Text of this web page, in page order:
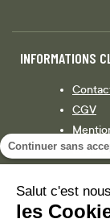
Continuer sans
Salut c'est
les
INFORMATIONS
CGV